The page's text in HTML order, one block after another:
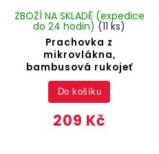
Prachovka z
mikrovlákna,
bambusová rukojeť
ZBOŽÍ NA SKLADĚ (expedice
do 24 hodin) (11 ks)
209 Kč
Do košíku